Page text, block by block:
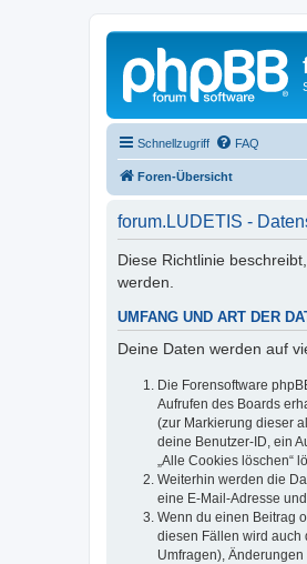
Schnellzugriff FAQ
Foren-Übersicht
forum.LUDETIS -
Diese Richtlinie
werden.
UMFANG UND ART DER
Deine Daten werden auf
Die Forensoftware
Aufrufen des Boards
(zur Markierung dieser
deine Benutzer-ID, ein
„Alle Cookies löschen“
Weiterhin werden die
eine E-Mail-Adresse
Wenn du einen Beitrag
diesen Fällen wird auch
Umfragen),